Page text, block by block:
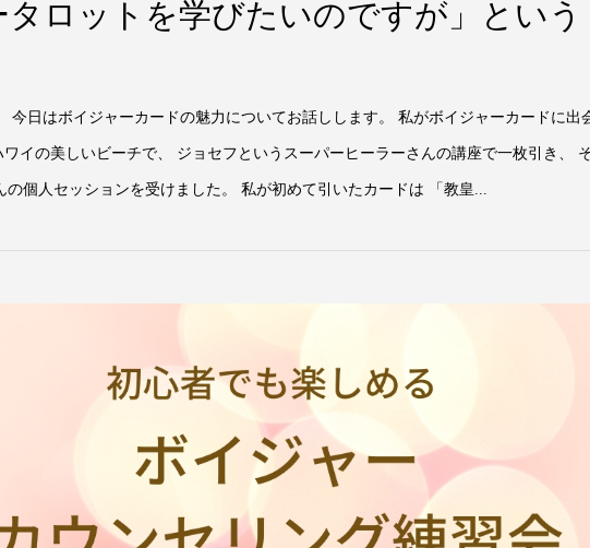
タロットを学びたいのですが」という
今日はボイジャーカードの魅力についてお話しします。 私がボイジャーカードに出
ワイの美しいビーチで、 ジョセフというスーパーヒーラーさんの講座で一枚引き、
の個人セッションを受けました。 私が初めて引いたカードは 「教皇...